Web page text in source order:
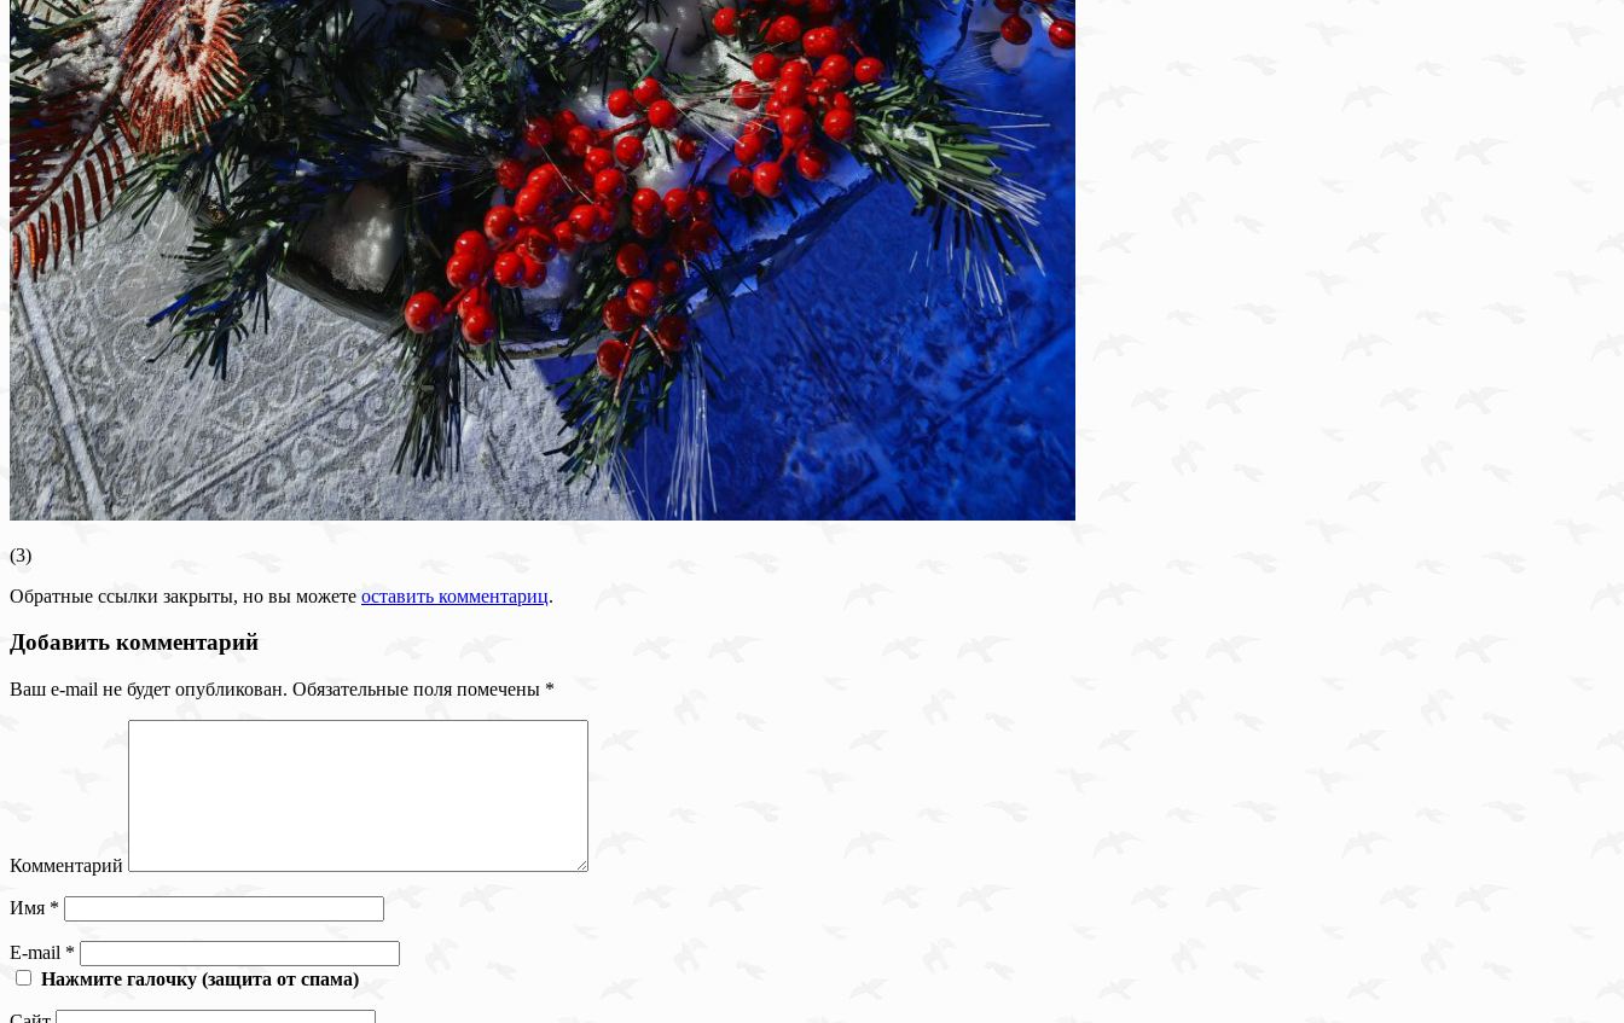
(3)
Обратные ссылки закрыты, но вы можете оставить комментариц.
Добавить комментарий
Ваш e-mail не будет опубликован. Обязательные поля помечены *
Комментарий
Имя *
E-mail *
Нажмите галочку (защита от спама)